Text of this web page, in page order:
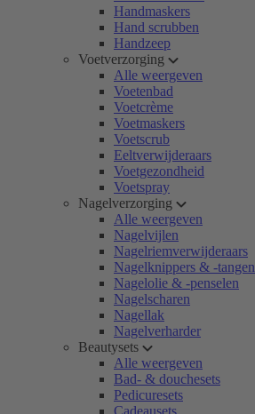
Handmaskers
Hand scrubben
Handzeep
Voetverzorging
Alle weergeven
Voetenbad
Voetcrème
Voetmaskers
Voetscrub
Eeltverwijderaars
Voetgezondheid
Voetspray
Nagelverzorging
Alle weergeven
Nagelvijlen
Nagelriemverwijderaars
Nagelknippers & -tangen
Nagelolie & -penselen
Nagelscharen
Nagellak
Nagelverharder
Beautysets
Alle weergeven
Bad- & douchesets
Pedicuresets
Cadeausets